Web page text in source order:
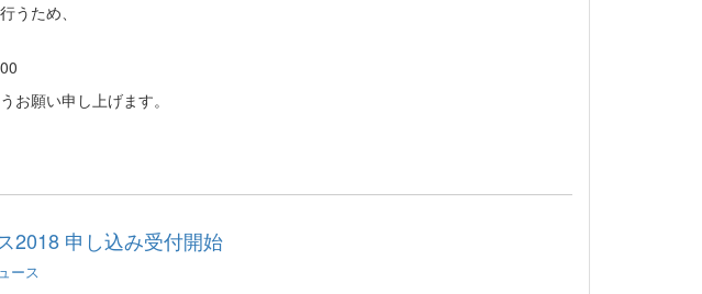
うため、
お願い申し上げます。
2018 申し込み受付開始
ース